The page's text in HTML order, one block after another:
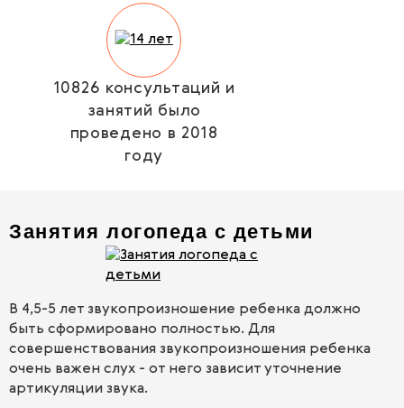
10826 консультаций и
занятий было
проведено в 2018
году
Занятия логопеда с детьми
В 4,5-5 лет звукопроизношение ребенка должно
быть сформировано полностью. Для
совершенствования звукопроизношения ребенка
очень важен слух - от него зависит уточнение
артикуляции звука.